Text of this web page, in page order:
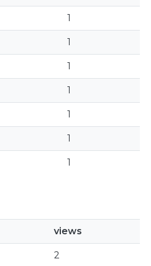
1
1
1
1
1
1
1
views
2